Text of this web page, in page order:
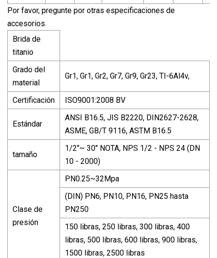
Por favor, pregunte por otras especificaciones de
accesorios.
Brida de
titanio
Grado del
material
Gr1, Gr1, Gr2, Gr7, Gr9, Gr23, TI-6Al4v,
Certificación ISO9001:2008 BV
Estándar
ANSI B16.5, JIS B2220, DIN2627-2628,
ASME, GB/T 9116, ASTM B16.5
tamaño
1/2"~ 30" NOTA, NPS 1/2 - NPS 24 (DN
10 - 2000)
Clase de
presión
PN0.25~32Mpa
(DIN) PN6, PN10, PN16, PN25 hasta
PN250
150 libras, 250 libras, 300 libras, 400
libras, 500 libras, 600 libras, 900 libras,
1500 libras, 2500 libras